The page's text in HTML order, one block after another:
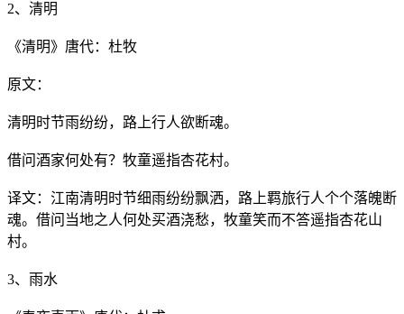
2、清明
《清明》唐代：杜牧
原文：
清明时节雨纷纷，路上行人欲断魂。
借问酒家何处有？牧童遥指杏花村。
译文：江南清明时节细雨纷纷飘洒，路上羁旅行人个个落魄断
魂。借问当地之人何处买酒浇愁，牧童笑而不答遥指杏花山
村。
3、雨水